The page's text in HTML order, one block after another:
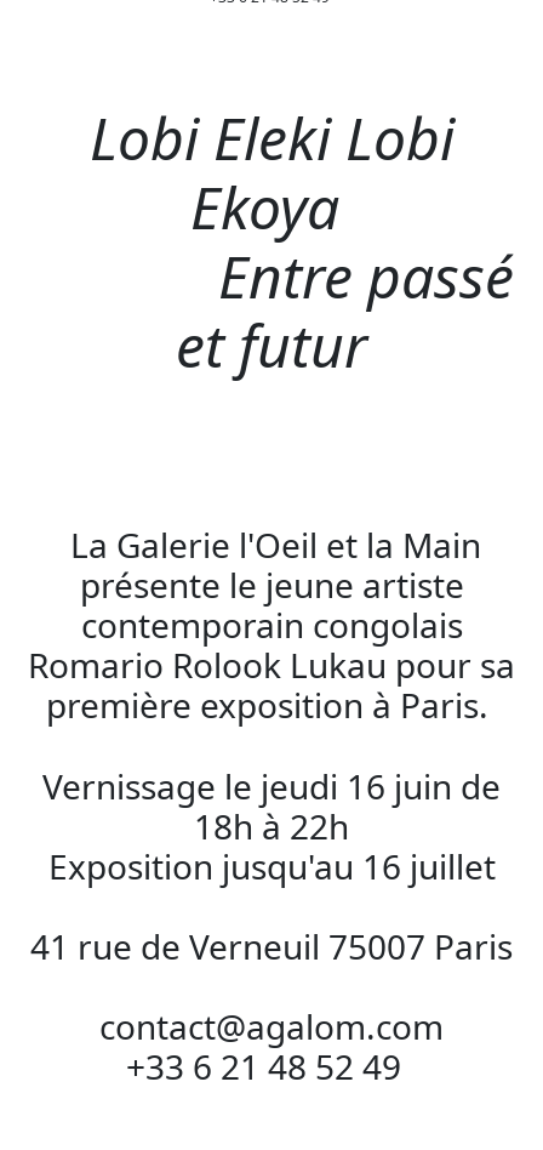
Lobi Eleki Lobi
Ekoya
Entre passé
et futur
La Galerie l'Oeil et la Main
présente le jeune artiste
contemporain congolais
Romario Rolook Lukau pour sa
première exposition à Paris.
Vernissage le jeudi 16 juin de
18h à 22h
Exposition jusqu'au 16 juillet
41 rue de Verneuil 75007 Paris
contact@agalom.com
+33 6 21 48 52 49